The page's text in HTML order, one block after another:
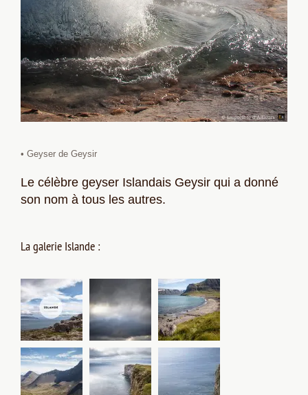
• Geyser de Geysir
Le célèbre geyser Islandais Geysir qui a donné
son nom à tous les autres.
La galerie Islande :